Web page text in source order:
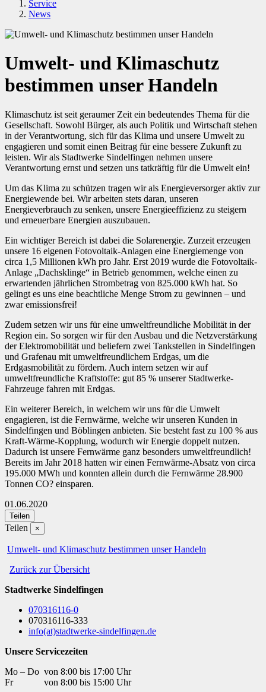
Service
News
Umwelt- und Klimaschutz
bestimmen unser Handeln
Klimaschutz ist seit geraumer Zeit ein bedeutendes Thema für die
Gesellschaft. Sowohl Bürger, als auch Politik und Wirtschaft stehen
in der Verantwortung, sich für das Klima und unsere Umwelt zu
engagieren und somit einen Beitrag für eine bessere Zukunft zu
leisten. Wir als Stadtwerke Sindelfingen nehmen unsere
Verantwortung ernst und setzen uns tatkräftig für die Umwelt ein!
Um das Klima zu schützen tragen wir als Energieversorger aktiv zur
Energiewende bei. Wir arbeiten stets daran, unseren
Energieverbrauch zu senken, unsere Energieeffizienz zu steigern
und erneuerbare Energien auszubauen.
Ein wichtiger Bereich ist dabei die Solarenergie. Zurzeit erzeugen
unsere 16 eigenen Fotovoltaik-Anlagen eine Energiemenge von
circa 1,5 Millionen kWh pro Jahr. Erst 2019 wurde die Fotovoltaik-
Anlage „Dachsklinge“ in Betrieb genommen, welche einen zu
erwartenden jährlichen Strombetrag von 825.000 kWh hat. So
gelingt es uns eine beachtliche Menge Strom zu gewinnen – und
zwar emissionsfrei!
Zudem setzen wir uns für eine umweltfreundliche Mobilität in der
Region ein. So sorgen wir für den Ausbau und die Netzverstärkung
der Elektromobilität und beliefern zwei Tankstellen in Sindelfingen
und Grafenau mit umweltfreundlichem Erdgas, um die
Erdgasmobilität zu fördern. Auch intern setzen wir auf
umweltfreundliche Kraftstoffe: gut 85 % unserer Stadtwerke-
Fahrzeuge fahren mit Erdgas.
Ein weiterer Bereich, in welchem wir uns für die Umwelt
engagieren, ist die Fernwärme, welche wir unseren Kunden in
Sindelfingen und Böblingen anbieten. Sie besteht fast zu 100 % aus
Kraft-Wärme-Kopplung, wodurch wir Energie doppelt nutzen.
Dadurch ist unsere Fernwärme ganz besonders umweltfreundlich!
Bereits im Jahr 2018 hatten wir einen Fernwärme-Absatz von circa
195.000 MWh und konnten allein durch die Fernwärme 28.900
Tonnen CO? einsparen.
01.06.2020
Teilen
Teilen ×
Umwelt- und Klimaschutz bestimmen unser Handeln
Zurück zur Übersicht
Stadtwerke Sindelfingen
070316116-0
070316116-333
info(at)stadtwerke-sindelfingen.de
Unsere Servicezeiten
Mo – Do von 8:00 bis 17:00 Uhr
Fr von 8:00 bis 15:00 Uhr